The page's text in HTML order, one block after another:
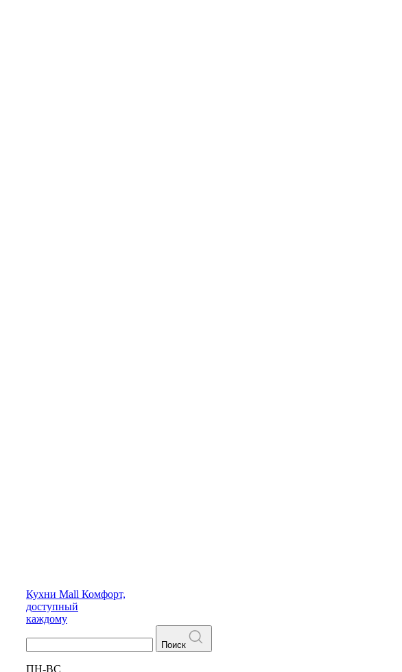
Кухни Mall Комфорт,
доступный
каждому
Поиск
ПН-ВС